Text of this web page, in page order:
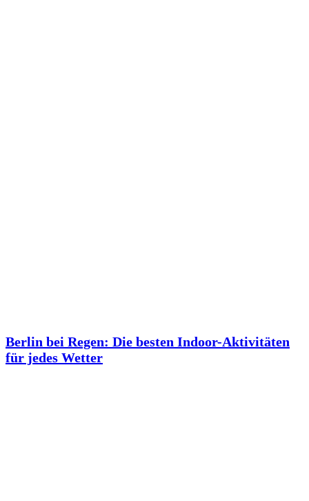
Berlin bei Regen: Die besten Indoor-Aktivitäten
für jedes Wetter